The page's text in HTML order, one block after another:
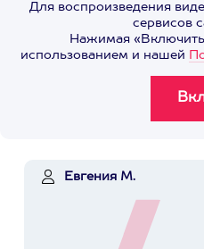
Для воспроизведения
сервисов
Нажимая
использованием и нашей
Евгения М.